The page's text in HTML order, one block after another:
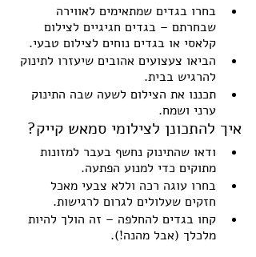
בחרו בגדים שמתאימים לאווירה
שבחרתם – בגדים חגיגיים לצילום
קלאסי או בגדים נוחים לצילום טבעי.
הביאו צעצועים אהובים שיעזרו לתינוק
להרגיש בבית.
תכננו את הצילום לשעה שבה התינוק
ערני ושמח.
איך להתכונן לצילומי סמאש קייק?
ודאו שהתינוק נחשף בעבר למזונות
מתוקים כדי למנוע הפתעה.
בחרו עוגה רכה וללא צבעי מאכל
חזקים שעלולים לגרום לרגישות.
קחו בגדים להחלפה – זה הולך להיות
מלכלך (אבל מהנה!).